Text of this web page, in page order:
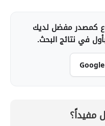
كمصدر مفضل لديك
في نتائج البحث.
مفيداً؟